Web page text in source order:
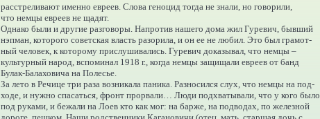
расстреливают именно евреев. Слова геноцид тогда не знали, но говорили,
что немцы евреев не щадят.
Однако были и другие разговоры. Напротив нашего дома жил Гуревич, бывший
нэпман, которого советская власть разорила, и он ее не любил. Это был грамот-
ный человек, к которому прислушивались. Гуревич доказывал, что немцы –
культурный народ, вспоминал 1918 г., когда немцы защищали евреев от банд
Булак-Балаховича на Полесье.
За лето в Речице три раза возникала паника. Разносился слух, что немцы на под-
ходе, и нужно спасаться, фронт прорвали… Люди подхватывали, что у кого было
под руками, и бежали на Лоев кто как мог: на барже, на подводах, по железной